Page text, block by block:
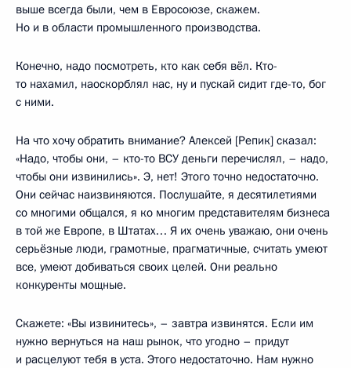
выше всегда были, чем в Евросоюзе, скажем.
Но и в области промышленного производства.
Конечно, надо посмотреть, кто как себя вёл. Кто-
то нахамил, наоскорблял нас, ну и пускай сидит где-то, бог
с ними.
На что хочу обратить внимание? Алексей [Репик] сказал:
«Надо, чтобы они, – кто-то ВСУ деньги перечислял, – надо,
чтобы они извинились». Э, нет! Этого точно недостаточно.
Они сейчас наизвиняются. Послушайте, я десятилетиями
со многими общался, я ко многим представителям бизнеса
в той же Европе, в Штатах… Я их очень уважаю, они очень
серьёзные люди, грамотные, прагматичные, считать умеют
все, умеют добиваться своих целей. Они реально
конкуренты мощные.
Скажете: «Вы извинитесь», – завтра извинятся. Если им
нужно вернуться на наш рынок, что угодно – придут
и расцелуют тебя в уста. Этого недостаточно. Нам нужно